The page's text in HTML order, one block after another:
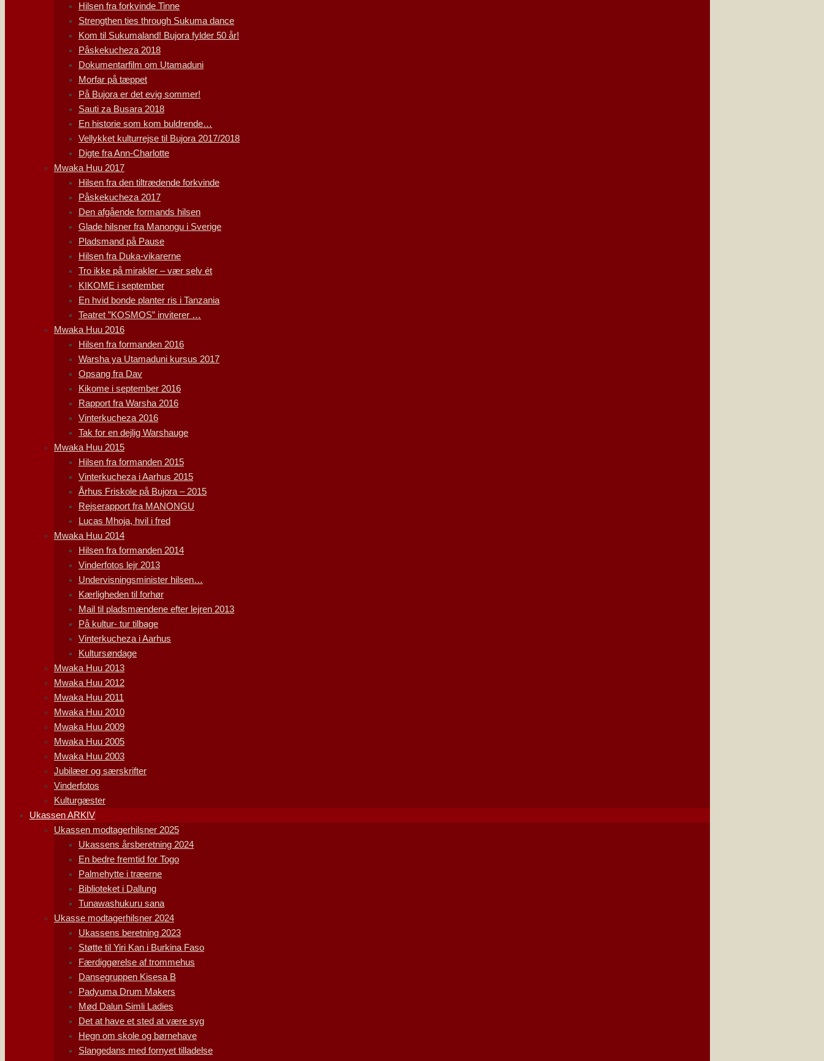
Hilsen fra forkvinde Tinne
Strengthen ties through Sukuma dance
Kom til Sukumaland! Bujora fylder 50 år!
Påskekucheza 2018
Dokumentarfilm om Utamaduni
Morfar på tæppet
På Bujora er det evig sommer!
Sauti za Busara 2018
En historie som kom buldrende…
Vellykket kulturrejse til Bujora 2017/2018
Digte fra Ann-Charlotte
Mwaka Huu 2017
Hilsen fra den tiltrædende forkvinde
Påskekucheza 2017
Den afgående formands hilsen
Glade hilsner fra Manongu i Sverige
Pladsmand på Pause
Hilsen fra Duka-vikarerne
Tro ikke på mirakler – vær selv ét
KIKOME i september
En hvid bonde planter ris i Tanzania
Teatret ”KOSMOS” inviterer …
Mwaka Huu 2016
Hilsen fra formanden 2016
Warsha ya Utamaduni kursus 2017
Opsang fra Dav
Kikome i september 2016
Rapport fra Warsha 2016
Vinterkucheza 2016
Tak for en dejlig Warshauge
Mwaka Huu 2015
Hilsen fra formanden 2015
Vinterkucheza i Aarhus 2015
Århus Friskole på Bujora – 2015
Rejserapport fra MANONGU
Lucas Mhoja, hvil i fred
Mwaka Huu 2014
Hilsen fra formanden 2014
Vinderfotos lejr 2013
Undervisningsminister hilsen…
Kærligheden til forhør
Mail til pladsmændene efter lejren 2013
På kultur- tur tilbage
Vinterkucheza i Aarhus
Kultursøndage
Mwaka Huu 2013
Mwaka Huu 2012
Mwaka Huu 2011
Mwaka Huu 2010
Mwaka Huu 2009
Mwaka Huu 2005
Mwaka Huu 2003
Jubilæer og særskrifter
Vinderfotos
Kulturgæster
Ukassen ARKIV
Ukassen modtagerhilsner 2025
Ukassens årsberetning 2024
En bedre fremtid for Togo
Palmehytte i træerne
Biblioteket i Dallung
Tunawashukuru sana
Ukasse modtagerhilsner 2024
Ukassens beretning 2023
Støtte til Yiri Kan i Burkina Faso
Færdiggørelse af trommehus
Dansegruppen Kisesa B
Padyuma Drum Makers
Mød Dalun Simli Ladies
Det at have et sted at være syg
Hegn om skole og børnehave
Slangedans med fornyet tilladelse